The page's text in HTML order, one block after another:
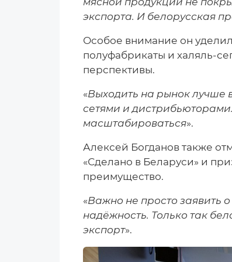
экспорта. И белорусская
Особое внимание он
полуфабрикаты и халяль-
перспективы.
«Выходить на рынок лучше
сетями и
масштабироваться».
Алексей Богданов также
«Сделано в Беларуси» и
преимущество.
«Важно не просто заявить
надёжность. Только так
экспорт».